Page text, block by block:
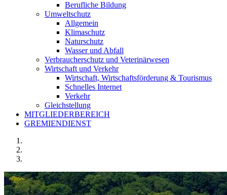
Berufliche Bildung
Umweltschutz
Allgemein
Klimaschutz
Naturschutz
Wasser und Abfall
Verbraucherschutz und Veterinärwesen
Wirtschaft und Verkehr
Wirtschaft, Wirtschaftsförderung & Tourismus
Schnelles Internet
Verkehr
Gleichstellung
MITGLIEDERBEREICH
GREMIENDIENST